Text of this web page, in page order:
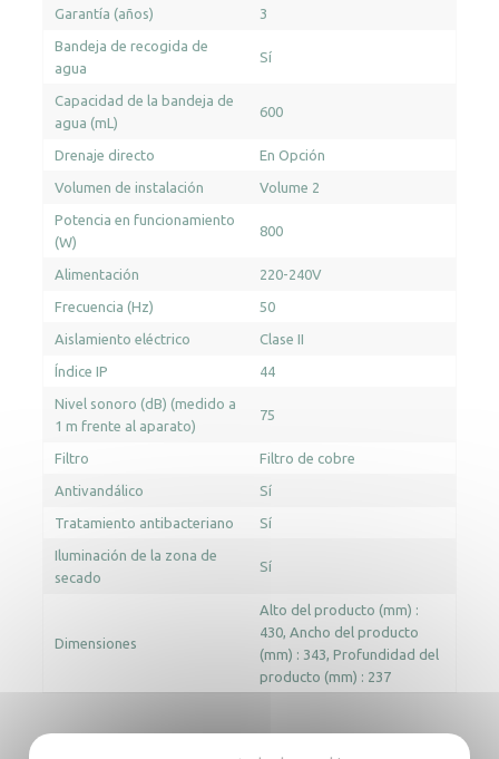
Garantía (años) 3
Bandeja de recogida de
agua
Sí
Capacidad de la bandeja de
agua (mL)
600
Drenaje directo En Opción
Volumen de instalación Volume 2
Potencia en funcionamiento
(W)
800
Alimentación 220-240V
Frecuencia (Hz) 50
Aislamiento eléctrico Clase II
Índice IP 44
Nivel sonoro (dB) (medido a
1 m frente al aparato)
75
Filtro Filtro de cobre
Antivandálico Sí
Tratamiento antibacteriano Sí
Iluminación de la zona de
secado
Sí
Dimensiones
Alto del producto (mm) :
430 Ancho del producto
(mm) : 343 Profundidad del
producto (mm) : 237